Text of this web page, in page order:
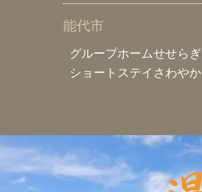
能代市
グループホームせせらぎ
ショートステイさわやか